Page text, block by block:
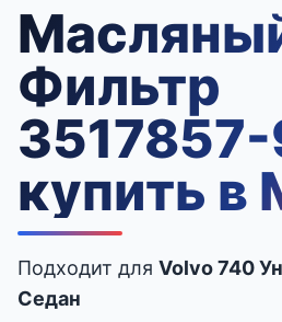
Фильтр
купить в
Подходит для Volvo 740
Седан